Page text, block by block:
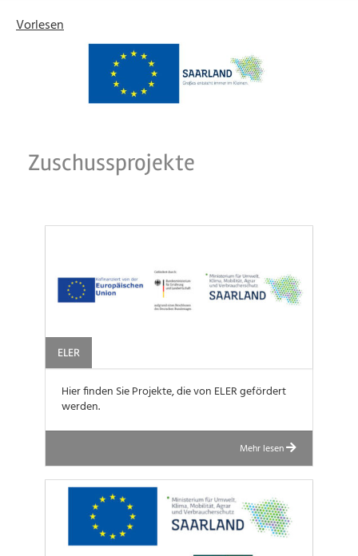
Vorlesen
Zuschussprojekte
ELER
Hier finden Sie Projekte, die von ELER gefördert
werden.
Mehr lesen